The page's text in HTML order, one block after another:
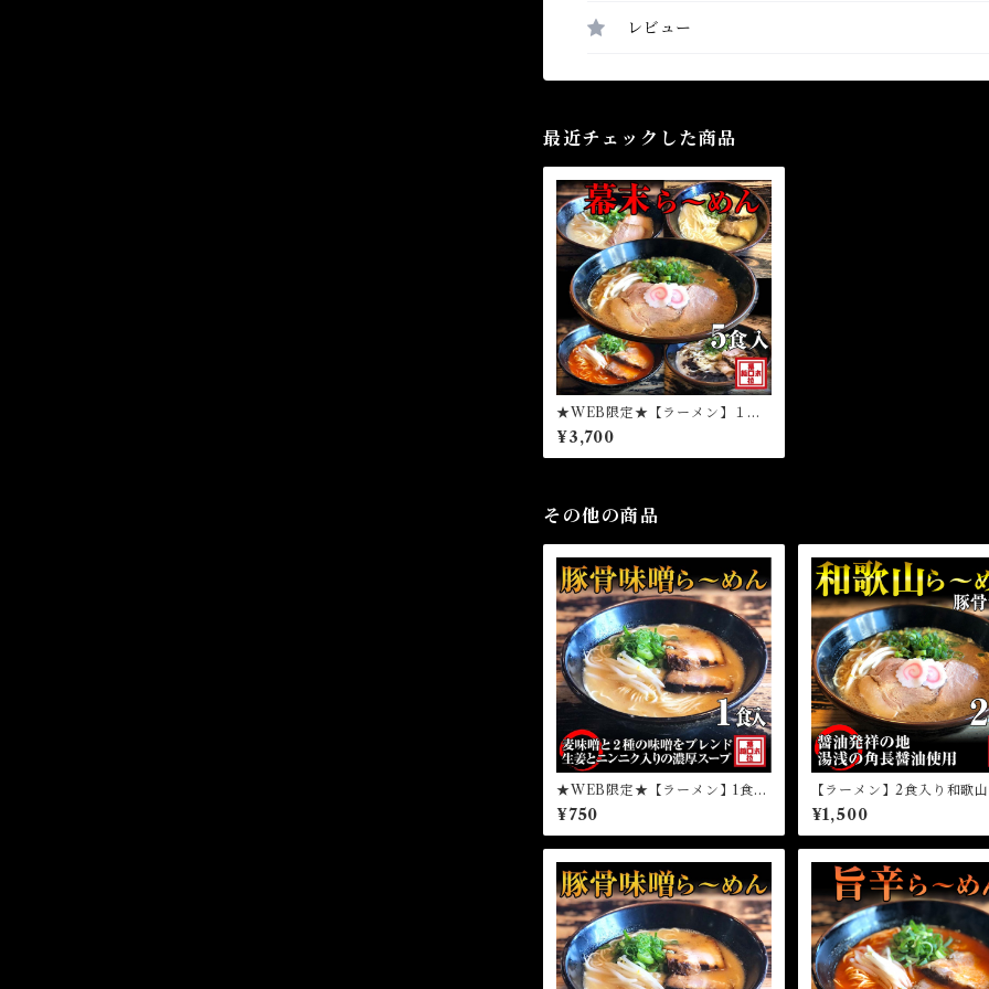
レビュー
最近チェックした商品
★WEB限定★【ラーメン】１食
入りら～めん幕末よくばり食べ比
べ5種セット（冷凍）
¥3,700
その他の商品
★WEB限定★【ラーメン】1食豚
骨味噌ら～めん（冷凍）
¥750
【ラーメン】2食入り和歌
めん（冷凍）
¥1,500